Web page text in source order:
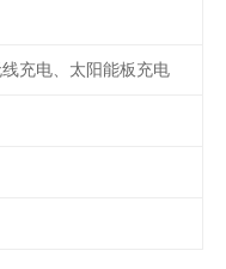
充电、太阳能板充电